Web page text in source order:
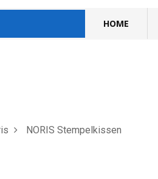
HOME
NORIS Stempelkissen